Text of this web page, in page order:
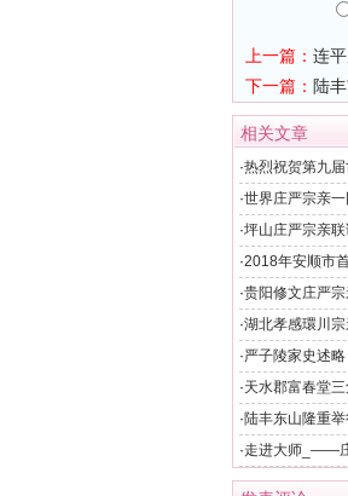
上一篇： 连
下一篇： 陆
相关文章
·热烈祝贺第九
·世界庄严宗亲
迎晚宴）
·坪山庄严宗亲
·2018年安顺市
·贵阳修文庄严
·湖北孝感環川宗
·严子陵家史述略
·天水郡富春堂
·陆丰东山隆重
护单位揭牌仪式
·走进大师_——